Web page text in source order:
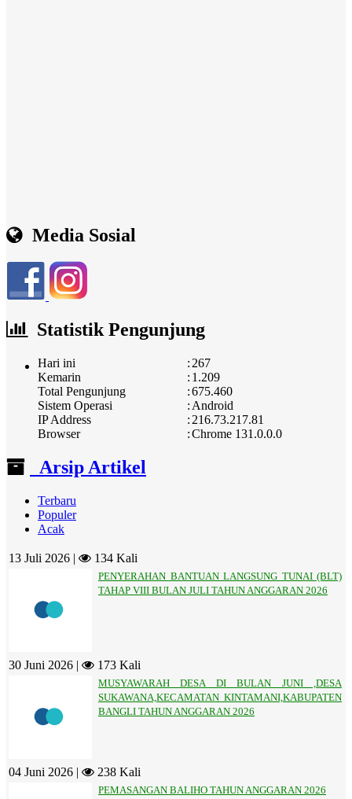
Media Sosial
Statistik Pengunjung
Hari ini : 267
Kemarin
: 1.209
Total Pengunjung
:675.460
Sistem Operasi
: Android
IP Address
: 216.73.217.81
Browser
:Chrome 131.0.0.0
Arsip Artikel
Terbaru
Populer
Acak
13 Juli 2026 | 134 Kali
PENYERAHAN BANTUAN LANGSUNG TUNAI (BLT)
TAHAP VIII BULAN JULI TAHUN ANGGARAN 2026
30 Juni 2026 | 173 Kali
MUSYAWARAH DESA DI BULAN JUNI ,DESA
SUKAWANA,KECAMATAN KINTAMANI,KABUPATEN
BANGLI TAHUN ANGGARAN 2026
04 Juni 2026 | 238 Kali
PEMASANGAN BALIHO TAHUN ANGGARAN 2026